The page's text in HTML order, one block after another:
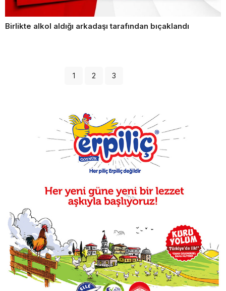
Birlikte alkol aldığı arkadaşı tarafından bıçaklandı
1 2 3